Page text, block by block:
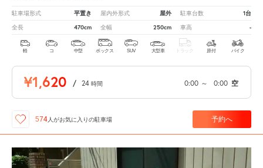
駐車場形式 平置き 屋内外形式 屋外 駐車台数 1台
全長 470cm 全幅 250cm 車高 -
軽 コ 中型 ボックス SUV 大型車 トラック 原付 バイク
¥1,620 / 24 時間 0:00 ～ 0:00 空
574 人がお気に入りの駐車場 予約へ